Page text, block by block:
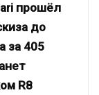
прошёл
до
за 405
R8